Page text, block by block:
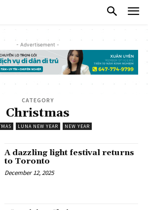
- Advertisement -
CATEGORY
Christmas
LUNA NEW YEAR NEW YEAR
A dazzling light festival returns
to Toronto
December 12, 2025